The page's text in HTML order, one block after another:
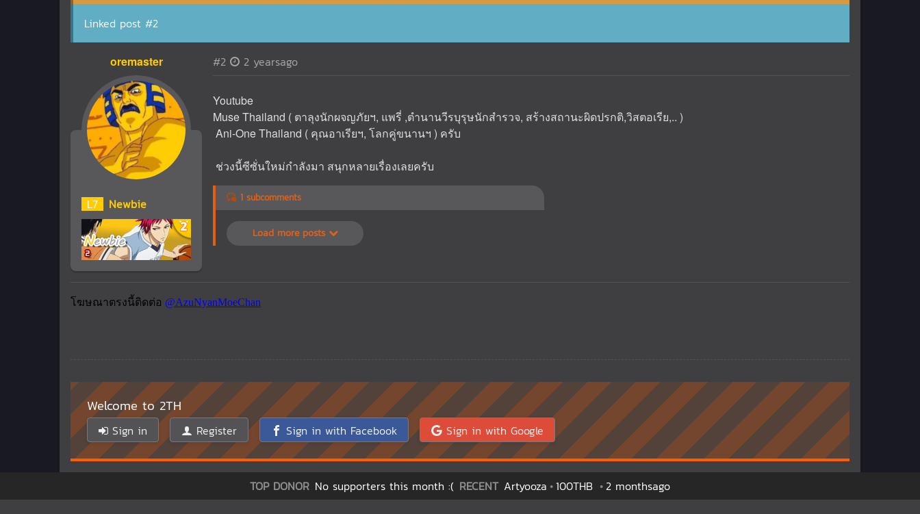
Linked post #2
oremaster
L7 Newbie
#2 2 yearsago
Youtube
Muse Thailand ( ตาลุงนักผจญภัยฯ, แพรี่ ,ตำนานวีรบุรุษนักสำรวจ, สร้างสถานะผิดปรกติ,วิสตอเรีย,.. )
Ani-One Thailand ( คุณอาเรียฯ, โลกคู่ขนานฯ ) ครับ
ช่วงนี้ซีซั่นใหม่กำลังมา สนุกหลายเรื่องเลยครับ
1 subcomments
Load more posts
Welcome to 2TH
Sign in Register Sign in with Facebook Sign in with Google
TOP DONOR No supporters this month :( RECENT Artyooza 100THB 2 monthsago